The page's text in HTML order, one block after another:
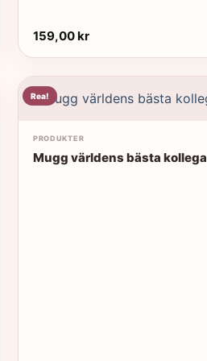
159,00kr
Rea!
PRODUKTER
Mugg världens bästa kollega